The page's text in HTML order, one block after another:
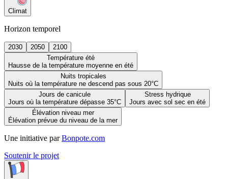
Climat
Horizon temporel
2030 2050
2100
Température été
Hausse de la température moyenne en été
Nuits tropicales
Nuits où la température ne descend pas sous 20°C
Jours de canicule
Jours où la température dépasse 35°C
Stress hydrique
Jours avec sol sec en été
Élévation niveau mer
Élévation prévue du niveau de la mer
Une initiative par Bonpote.com
Soutenir le projet